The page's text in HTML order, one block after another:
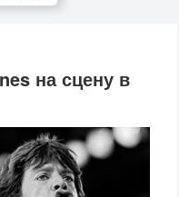
на сцену в